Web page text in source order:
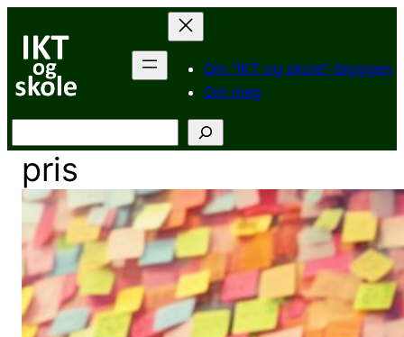
innhold
Om “IKT og skole”-bloggen
Om meg
pris